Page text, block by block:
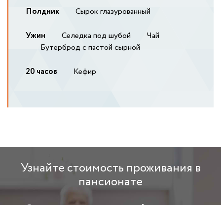
Полдник Сырок глазурованный
Ужин Селедка под шубой
Чай
Бутерброд с пастой сырной
20 часов Кефир
Узнайте стоимость проживания в
пансионате